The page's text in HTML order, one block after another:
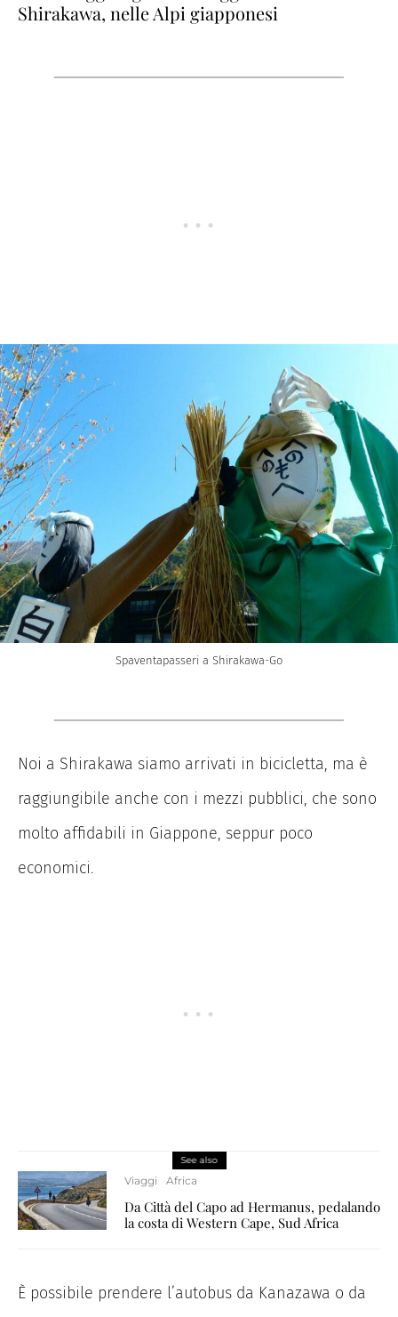
Shirakawa, nelle Alpi giapponesi
Spaventapasseri a Shirakawa-Go
Noi a Shirakawa siamo arrivati in bicicletta, ma è
raggiungibile anche con i mezzi pubblici, che sono
molto affidabili in Giappone, seppur poco
economici.
See also
Viaggi Africa
Da Città del Capo ad Hermanus, pedalando
la costa di Western Cape, Sud Africa
È possibile prendere l’autobus da Kanazawa o da